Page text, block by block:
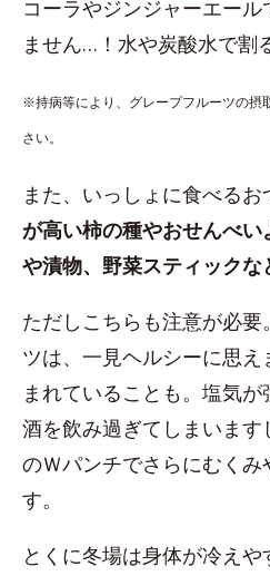
コーラやジンジャーエール
ません…！水や炭酸水で割
※持病等により、グレープフルーツの摂
さい。
また、いっしょに食べるお
が高い柿の種やおせんべ
や漬物、野菜スティックな
ただしこちらも注意が必
ツは、一見ヘルシーに思
まれていることも。塩気
酒を飲み過ぎてしまいま
のＷパンチでさらにむくみ
す。
とくに冬場は身体が冷え